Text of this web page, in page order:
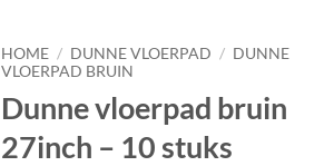
HOME / DUNNE VLOERPAD / DUNNE
VLOERPAD BRUIN
Dunne vloerpad bruin
27inch – 10 stuks